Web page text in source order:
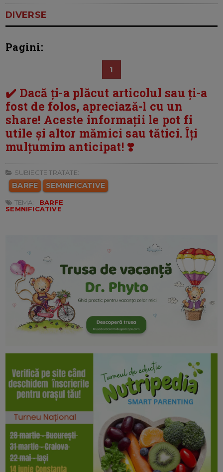
DIVERSE
Pagini:
1
✔️ Dacă ți-a plăcut articolul sau ți-a
fost de folos, apreciază-l cu un
share! Aceste informații le pot fi
utile și altor mămici sau tătici. Îți
mulțumim anticipat! ❣️
SUBIECTE TRATATE:
BARFE SEMNIFICATIVE
TEMA:
BARFE
SEMNIFICATIVE